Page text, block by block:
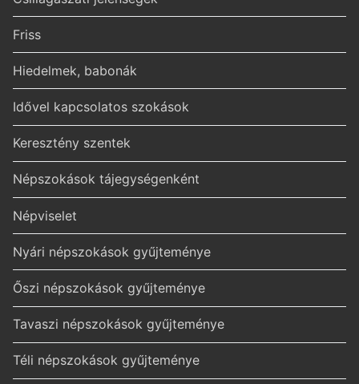
Friss
Hiedelmek, babonák
Idővel kapcsolatos szokások
Keresztény szentek
Népszokások tájegységenként
Népviselet
Nyári népszokások gyűjteménye
Őszi népszokások gyűjteménye
Tavaszi népszokások gyűjteménye
Téli népszokások gyűjteménye